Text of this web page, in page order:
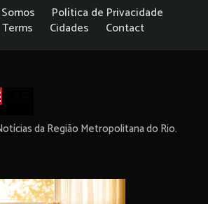
Política de Privacidade
Terms Cidades Contact
da Região Metropolitana do Rio.